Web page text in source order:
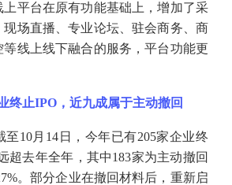
上平台在原有功能基础上，增加了采
现场直播、专业论坛、驻会商务、商
线上线下融合的服务，平台功能更
终止IPO，近九成属于主动撤回
至10月14日，今年已有205家企业终
超去年全年，其中183家为主动撤回
。部分企业在撤回材料后，重新启